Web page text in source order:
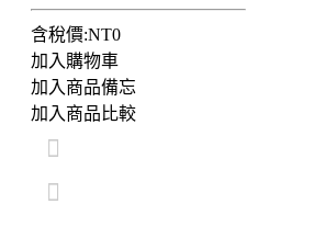
含稅價:NT0
加入購物車
加入商品備忘
加入商品比較